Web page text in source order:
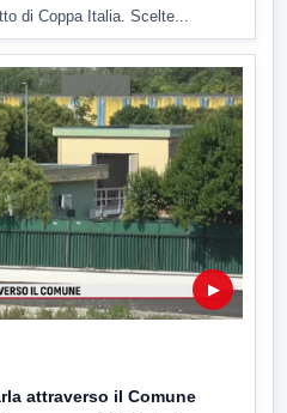
di Coppa Italia. Scelte...
▶
attraverso il Comune